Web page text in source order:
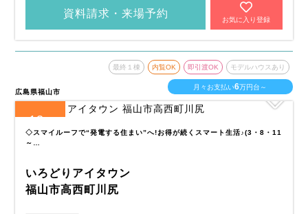
資料請求・来場予約
お気に入り登録
広島県福山市
最終１棟 内覧OK 即引渡OK モデルハウスあり
月々お支払い6万円台～
13
◇スマイルーフで“発電する住まい”へ!お得が続くスマート生活♪(3・8・11
～…
いろどりアイタウン
福山市高西町川尻